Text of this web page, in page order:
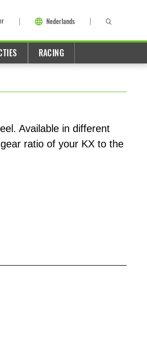
Nederlands
RACING
Available in different
ratio of your KX to the